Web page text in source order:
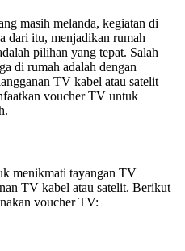
masih melanda, kegiatan di
dari itu, menjadikan rumah
pilihan yang tepat. Salah
di rumah adalah dengan
TV kabel atau satelit
voucher TV untuk
menikmati tayangan TV
TV kabel atau satelit. Berikut
voucher TV: